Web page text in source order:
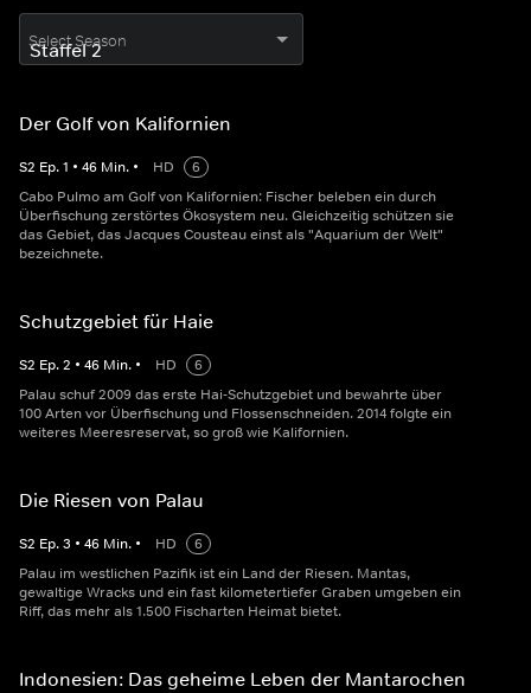
Select Season
Der Golf von Kalifornien
S2 Ep.1 • 46 Min. • HD
6
Cabo Pulmo am Golf von Kalifornien: Fischer beleben ein durch
Überfischung zerstörtes Ökosystem neu. Gleichzeitig schützen sie
das Gebiet, das Jacques Cousteau einst als "Aquarium der Welt"
bezeichnete.
Schutzgebiet für Haie
S2 Ep.2 • 46 Min. • HD
6
Palau schuf 2009 das erste Hai-Schutzgebiet und bewahrte über
100 Arten vor Überfischung und Flossenschneiden. 2014 folgte ein
weiteres Meeresreservat, so groß wie Kalifornien.
Die Riesen von Palau
S2 Ep.3 • 46 Min. • HD
6
Palau im westlichen Pazifik ist ein Land der Riesen. Mantas,
gewaltige Wracks und ein fast kilometertiefer Graben umgeben ein
Riff, das mehr als 1.500 Fischarten Heimat bietet.
Indonesien: Das geheime Leben der Mantarochen